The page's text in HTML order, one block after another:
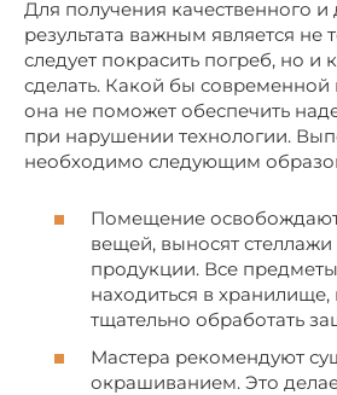
Для получения качественного и
результата важным является не
следует покрасить погреб, но и
сделать. Какой бы современной
она не поможет обеспечить
при нарушении технологии.
необходимо следующим
Помещение
вещей, выносят
продукции. Все
находиться в
тщательно обработать
Мастера рекомендуют
окрашиванием. Это